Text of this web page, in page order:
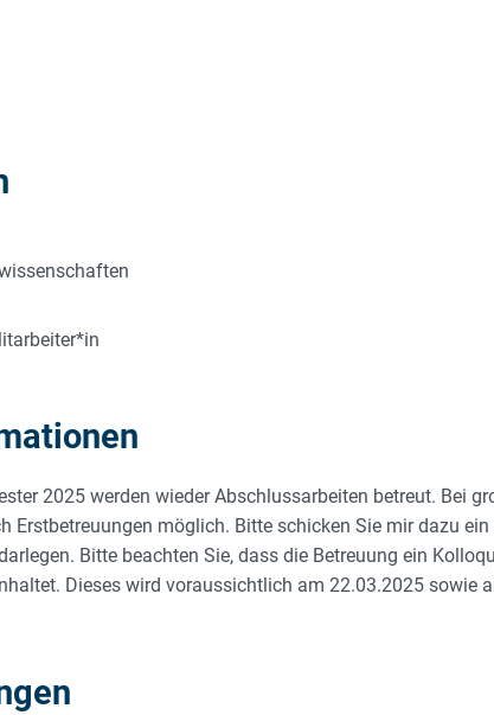
2025 werden wieder Abschlussarbeiten betreut. Bei
Erstbetreuungen möglich. Bitte schicken Sie mir dazu ein
Bitte beachten Sie, dass die Betreuung ein
Dieses wird voraussichtlich am 22.03.2025 sowie